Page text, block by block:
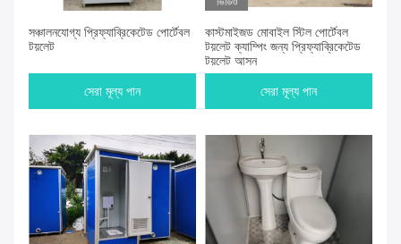
সঞ্চালনযোগ্য প্রিফ্যাব্রিকেটেড পোর্টেবল
টয়লেট
সেরা মূল্য পান
কাস্টমাইজড মোবাইল স্টিল পোর্টেবল
টয়লেট ক্যাম্পিং জন্য প্রিফ্যাব্রিকেটেড
টয়লেট আসন
সেরা মূল্য পান